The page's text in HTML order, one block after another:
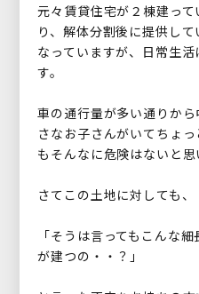
元々賃貸住宅が２棟建っ
り、解体分割後に提供し
なっていますが、日常生
す。
車の通行量が多い通りか
さなお子さんがいてちょ
もそんなに危険はないと思
さてこの土地に対しても、
「そうは言ってもこんな
が建つの・・？」